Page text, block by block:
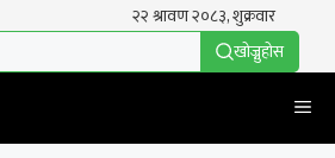
खाेज्नुहाेस